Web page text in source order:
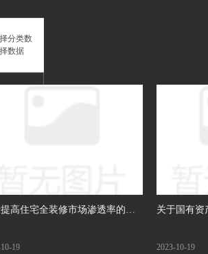
分类数
数据
高住宅全装修市场渗透率的提
19
关于国有资
2023-10-19